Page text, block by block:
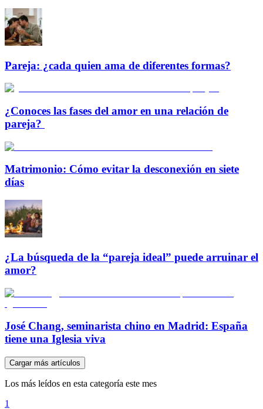
Pareja: ¿cada quien ama de diferentes formas?
¿Conoces las fases del amor en una relación de
pareja?
Matrimonio: Cómo evitar la desconexión en siete
días
¿La búsqueda de la “pareja ideal” puede arruinar el
amor?
José Chang, seminarista chino en Madrid: España
tiene una Iglesia viva
Cargar más artículos
Los más leídos en esta categoría este mes
1